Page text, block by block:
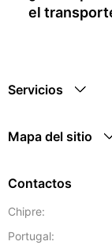
el
Servicios
Mapa del sitio
Contactos
Chipre:
Portugal: